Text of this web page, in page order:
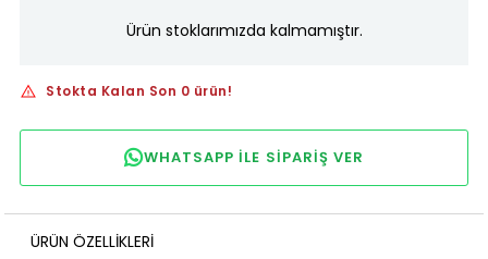
Ürün stoklarımızda kalmamıştır.
Stokta Kalan Son 0 ürün!
WHATSAPP ILE SIPARIŞ VER
ÜRÜN ÖZELLIKLERI